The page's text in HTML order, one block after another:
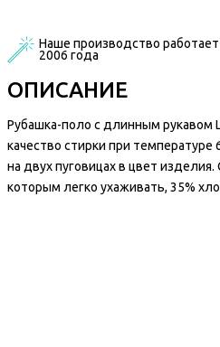
Наше производство работает
2006 года
ОПИСАНИЕ
Рубашка-поло с длинным рукавом
качество стирки при температуре
на двух пуговицах в цвет изделия.
которым легко ухаживать, 35%